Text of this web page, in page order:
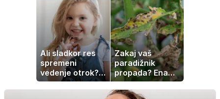
slanine, temveč
zaradi živila, ki
ga imamo vsi
radi
Ali sladkor res
spremeni
vedenje otrok?
Znanost ponuja
presenetljiv
Zakaj vaš
paradižnik
propada? Ena
napaka lahko
uniči rastline –